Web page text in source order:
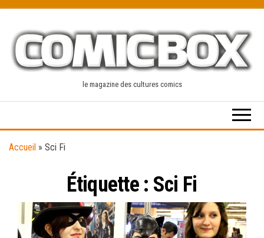
content
le magazine des cultures comics
Accueil » Sci Fi
Étiquette : Sci Fi